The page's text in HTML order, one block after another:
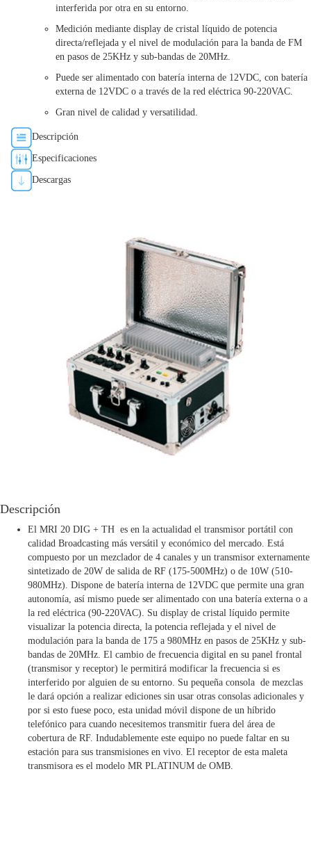
interferida por otra en su entorno.
Medición mediante display de cristal líquido de potencia
directa/reflejada y el nivel de modulación para la banda de FM
en pasos de 25KHz y sub-bandas de 20MHz.
Puede ser alimentado con batería interna de 12VDC, con batería
externa de 12VDC o a través de la red eléctrica 90-220VAC.
Gran nivel de calidad y versatilidad.
Descripción
Especificaciones
Descargas
Descripción
El MRI 20 DIG + TH es en la actualidad el transmisor portátil con
calidad Broadcasting más versátil y económico del mercado. Está
compuesto por un mezclador de 4 canales y un transmisor externamente
sintetizado de 20W de salida de RF (175-500MHz) o de 10W (510-
980MHz). Dispone de batería interna de 12VDC que permite una gran
autonomía, así mismo puede ser alimentado con una batería externa o a
la red eléctrica (90-220VAC). Su display de cristal líquido permite
visualizar la potencia directa, la potencia reflejada y el nivel de
modulación para la banda de 175 a 980MHz en pasos de 25KHz y sub-
bandas de 20MHz. El cambio de frecuencia digital en su panel frontal
(transmisor y receptor) le permitirá modificar la frecuencia si es
interferido por alguien de su entorno. Su pequeña consola de mezclas
le dará opción a realizar ediciones sin usar otras consolas adicionales y
por si esto fuese poco, esta unidad móvil dispone de un híbrido
telefónico para cuando necesitemos transmitir fuera del área de
cobertura de RF. Indudablemente este equipo no puede faltar en su
estación para sus transmisiones en vivo. El receptor de esta maleta
transmisora es el modelo MR PLATINUM de OMB.